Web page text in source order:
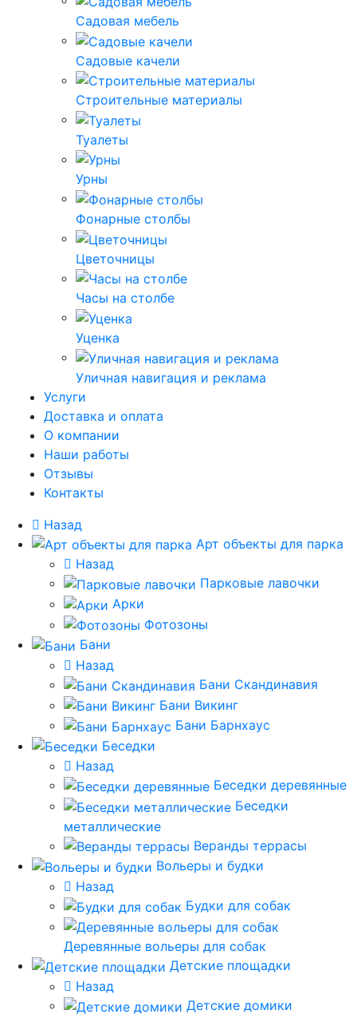
Садовая мебель
Садовые качели
Строительные материалы
Туалеты
Урны
Фонарные столбы
Цветочницы
Часы на столбе
Уценка
Уличная навигация и реклама
Услуги
Доставка и оплата
О компании
Наши работы
Отзывы
Контакты
Назад
Арт объекты для парка
Назад
Парковые лавочки
Арки
Фотозоны
Бани
Назад
Бани Скандинавия
Бани Викинг
Бани Барнхаус
Беседки
Назад
Беседки деревянные
Беседки
металлические
Веранды террасы
Вольеры и будки
Назад
Будки для собак
Деревянные вольеры для собак
Детские площадки
Назад
Детские домики